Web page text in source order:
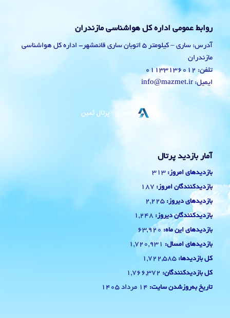
روابط عمومی اداره کل هواشناسی مازندران
آدرس: ساری – کیلومتر 5 اتوبان ساری قائمشهر- اداره کل هواشناسی
مازندران
تلفن: 01133136012
ایمیل: info@mazmet.ir
آمار بازدید پرتال
بازدیدهای امروز: 313
بازدیدکنندگان امروز: 187
بازدیدهای دیروز: 2,225
بازدیدکنندگان دیروز: 1,248
بازدیدهای این ماه: 63,920
بازدیدهای امسال: 1,720,931
کل بازدیدها: 1,722,585
کل بازدیدکنند‌گان: 1,766,372
تاریخ به‌روزشدن سایت: 14 مرداد 1405